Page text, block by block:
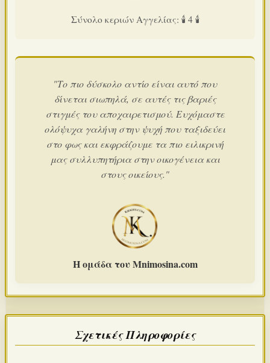
Σύνολο κεριών Αγγελίας: 🕯️ 4 🕯️
"Το πιο δύσκολο αντίο είναι αυτό που
δίνεται σιωπηλά, σε αυτές τις βαριές
στιγμές του αποχαιρετισμού. Ευχόμαστε
ολόψυχα γαλήνη στην ψυχή που ταξιδεύει
στο φως και εκφράζουμε τα πιο ειλικρινή
μας συλλυπητήρια στην οικογένεια και
στους οικείους."
Η ομάδα του Mnimosina.com
Σχετικές Πληροφορίες